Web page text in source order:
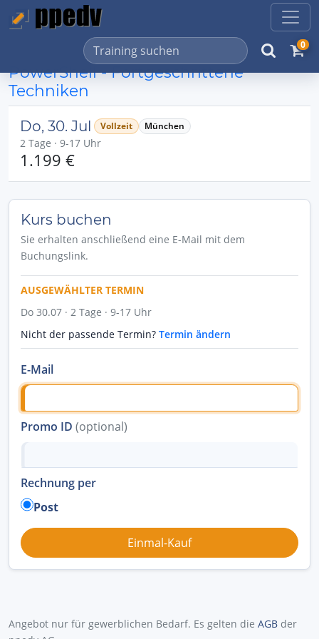
0
PowerShell - Fortgeschrittene
Techniken
Do, 30. Jul Vollzeit München
2 Tage · 9-17 Uhr
1.199 €
Kurs buchen
Sie erhalten anschließend eine E-Mail mit dem
Buchungslink.
AUSGEWÄHLTER TERMIN
Do 30.07 · 2 Tage · 9-17 Uhr
Nicht der passende Termin? Termin ändern
E-Mail
Promo ID (optional)
Rechnung per
Post
Angebot nur für gewerblichen Bedarf. Es gelten die AGB der